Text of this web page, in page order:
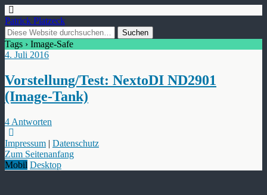
Patrick Platzeck
Tags › Image-Safe
4. Juli 2016
Vorstellung/Test: NextoDI ND2901
(Image-Tank)
4 Antworten
Impressum | Datenschutz
Zum Seitenanfang
Mobil Desktop